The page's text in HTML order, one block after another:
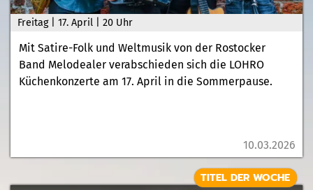
Freitag | 17. April | 20 Uhr
Mit Satire-Folk und Weltmusik von der Rostocker
Band Melodealer verabschieden sich die LOHRO
Küchenkonzerte am 17. April in die Sommerpause.
10.03.2026
TITEL DER WOCHE